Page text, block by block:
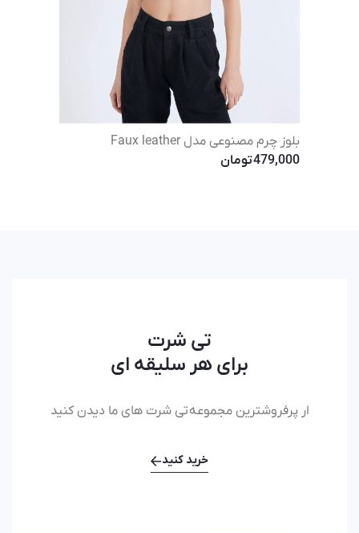
بلوز چرم مصنوعی مدل Faux leather
479,000تومان
تی شرت
برای هر سلیقه ای
ار پرفروشترین مجموعهتی شرت های ما دیدن کنید
خرید کنید